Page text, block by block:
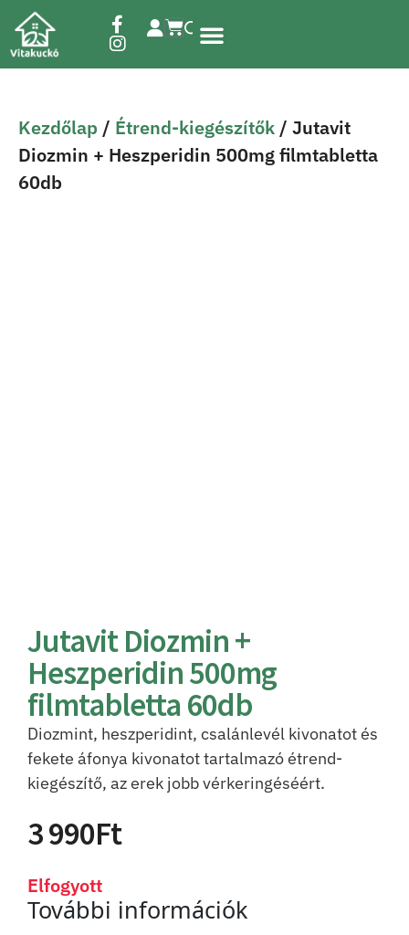
Kezdőlap / Étrend-kiegészítők / Jutavit
Diozmin + Heszperidin 500mg filmtabletta
60db
Jutavit Diozmin +
Heszperidin 500mg
filmtabletta 60db
Diozmint, heszperidint, csalánlevél kivonatot és
fekete áfonya kivonatot tartalmazó étrend-
kiegészítő, az erek jobb vérkeringéséért.
3 990Ft
Elfogyott
További információk